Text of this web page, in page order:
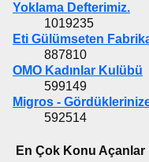
Yoklama Defterimiz.
1019235
Eti Gülümseten
887810
OMO Kadınlar Kulübü
599149
Migros -
592514
En Çok Konu Açanlar